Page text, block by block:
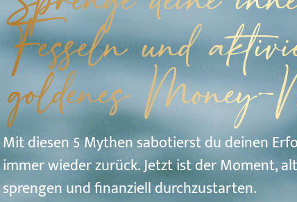
Fesseln und
goldenes
Mit diesen 5 Mythen sabotierst du deinen
immer wieder zurück. Jetzt ist der Moment,
sprengen und finanziell durchzustarten.